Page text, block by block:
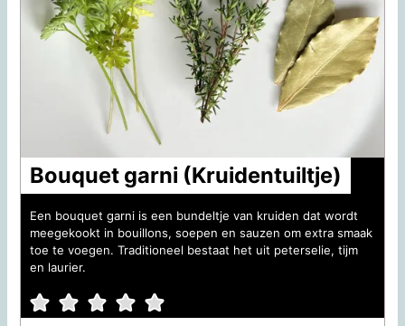
Bouquet garni (Kruidentuiltje)
Een bouquet garni is een bundeltje van kruiden dat wordt
meegekookt in bouillons, soepen en sauzen om extra smaak
toe te voegen. Traditioneel bestaat het uit peterselie, tijm
en laurier.